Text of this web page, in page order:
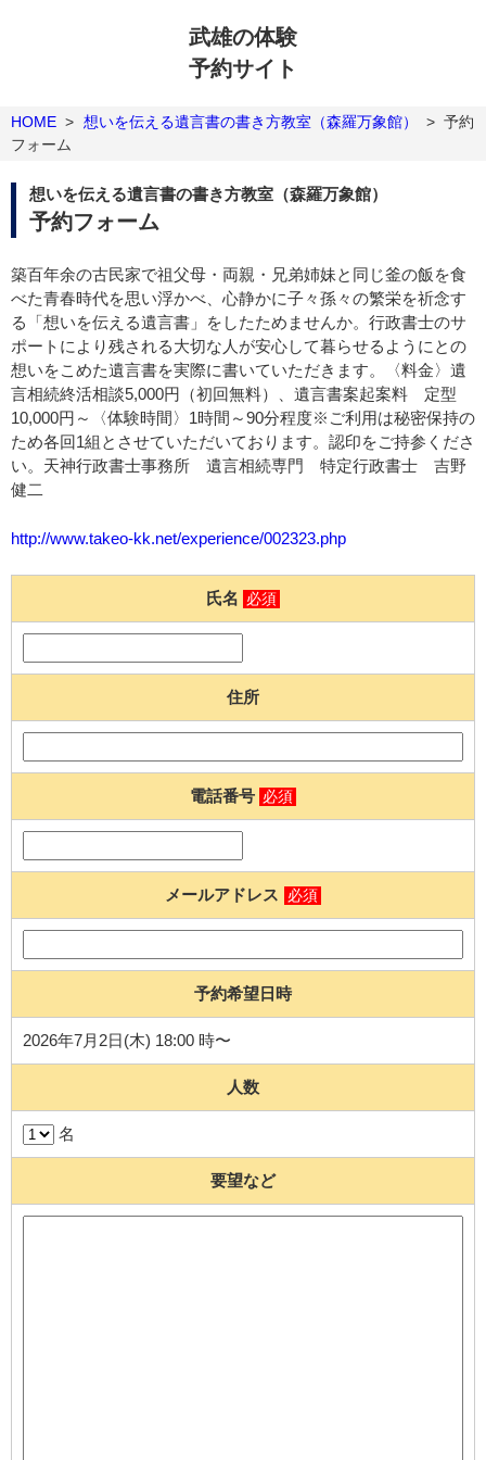
武雄の体験
予約サイト
HOME > 想いを伝える遺言書の書き方教室（森羅万象館） > 予約
フォーム
想いを伝える遺言書の書き方教室（森羅万象館）
予約フォーム
築百年余の古民家で祖父母・両親・兄弟姉妹と同じ釜の飯を食
べた青春時代を思い浮かべ、心静かに子々孫々の繁栄を祈念す
る「想いを伝える遺言書」をしたためませんか。行政書士のサ
ポートにより残される大切な人が安心して暮らせるようにとの
想いをこめた遺言書を実際に書いていただきます。〈料金〉遺
言相続終活相談5,000円（初回無料）、遺言書案起案料 定型
10,000円～〈体験時間〉1時間～90分程度※ご利用は秘密保持の
ため各回1組とさせていただいております。認印をご持参くださ
い。天神行政書士事務所 遺言相続専門 特定行政書士 吉野
健二
http://www.takeo-kk.net/experience/002323.php
氏名 必須
住所
電話番号 必須
メールアドレス 必須
予約希望日時
2026年7月2日(木) 18:00 時〜
人数
名
要望など